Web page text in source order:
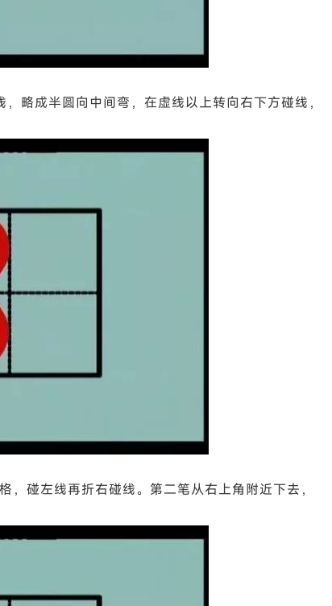
略成半圆向中间弯，在虚线以上转向右下方碰线，
碰左线再折右碰线。第二笔从右上角附近下去，